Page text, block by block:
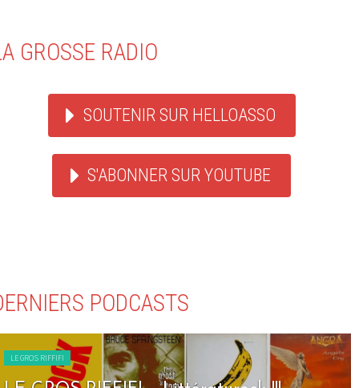
GROSSE RADIO
SOUTENIR SUR HELLOASSO
S'ABONNER SUR YOUTUBE
PODCASTS
LE GROS RIFFIFI